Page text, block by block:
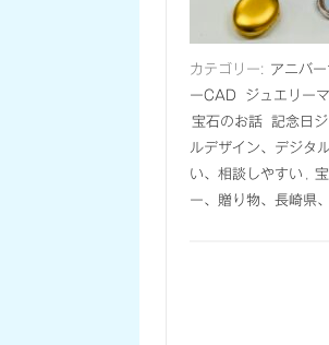
カテゴリー: アニバ
ーCAD
ジュエリー
宝石のお話
記念日
ルデザイン、デジタ
い、相談しやすい
ー、贈り物、長崎県